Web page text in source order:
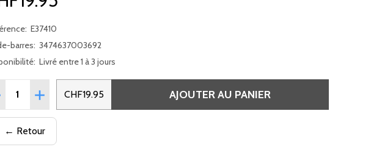
E37410
barres: 3474637003692
Livré entre 1 à 3 jours
LA QUANTITÉ DE 4 CHÂTAIN NATUREL - DIALIGHT
AUGMENTER LA QUANTITÉ DE 4 CHÂTAIN NATUREL - DIALIGHT
CHF19.95 AJOUTER AU PANIER
← Retour